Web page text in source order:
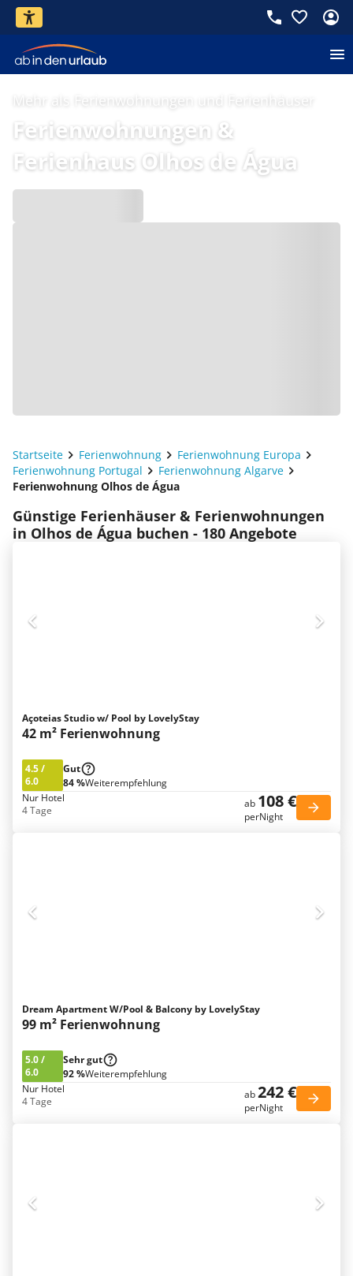
Mehr als Ferienwohnungen und Ferienhäuser
Ferienwohnungen &
Ferienhaus Olhos de Água
Startseite Ferienwohnung
Ferienwohnung Europa
Ferienwohnung Portugal
Ferienwohnung Algarve
Ferienwohnung Olhos de Água
Günstige Ferienhäuser & Ferienwohnungen
in Olhos de Água buchen - 180 Angebote
Açoteias Studio w/ Pool by LovelyStay
42 m² Ferienwohnung
4.5/
6.0
Gut
84 %Weiterempfehlung
Nur Hotel
4 Tage
ab 108 €
perNight
Dream Apartment W/Pool & Balcony by LovelyStay
99 m² Ferienwohnung
5.0/
6.0
Sehr gut
92 %Weiterempfehlung
Nur Hotel
4 Tage
ab242 €
perNight